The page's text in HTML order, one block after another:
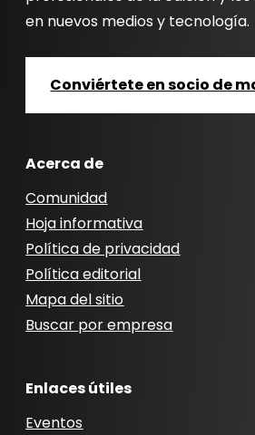
en nuevos medios y tecnología.
Conviértete en socio de
Acerca de
Comunidad
Hoja informativa
Política de privacidad
Política editorial
Mapa del sitio
Buscar por empresa
Enlaces útiles
Eventos